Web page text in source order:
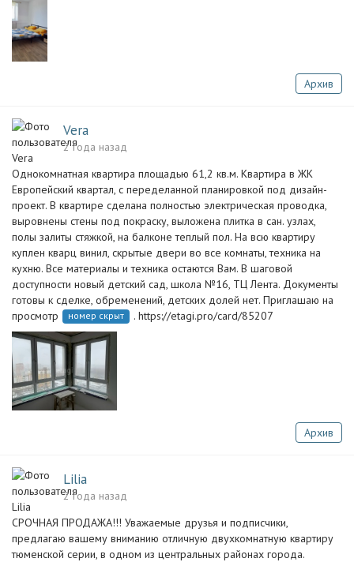
Архив
Vera
2 года назад
Однокомнатная квартира площадью 61,2 кв.м. Квартира в ЖК
Европейский квартал, с переделанной планировкой под дизайн-
проект. В квартире сделана полностью электрическая проводка,
выровнены стены под покраску, выложена плитка в сан. узлах,
полы залиты стяжкой, на балконе теплый пол. На всю квартиру
куплен кварц винил, скрытые двери во все комнаты, техника на
кухню. Все материалы и техника остаются Вам. В шаговой
доступности новый детский сад, школа №16, ТЦ Лента. Документы
готовы к сделке, обременений, детских долей нет. Приглашаю на
просмотр
номер скрыт . https://etagi.pro/card/85207
Архив
Lilia
2 года назад
СРОЧНАЯ ПРОДАЖА!!! Уважаемые друзья и подписчики,
предлагаю вашему вниманию отличную двухкомнатную квартиру
тюменской серии, в одном из центральных районах города.